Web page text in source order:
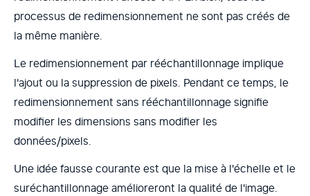
processus de redimensionnement ne sont pas créés de
la même manière.
Le redimensionnement par rééchantillonnage implique
l'ajout ou la suppression de pixels. Pendant ce temps, le
redimensionnement sans rééchantillonnage signifie
modifier les dimensions sans modifier les
données/pixels.
Une idée fausse courante est que la mise à l'échelle et le
suréchantillonnage amélioreront la qualité de l'image.